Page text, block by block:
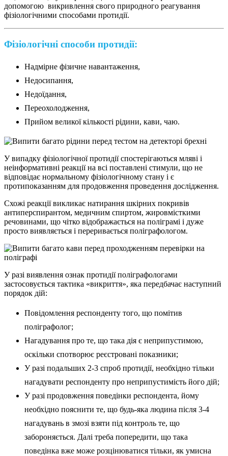
допомогою викривлення свого природного реагування
фізіологічними способами протидії.
Фізіологічні способи протидії:
Надмірне фізичне навантаження,
Недосипання,
Недоїдання,
Переохолодження,
Прийом великої кількості рідини, кави, чаю.
У випадку фізіологічної протидії спостерігаються мляві і
неінформативні реакції на всі поставлені стимули, що не
відповідає нормальному фізіологічному стану і є
протипоказанням для продовження проведення дослідження.
Схожі реакції викликає натирання шкірних покривів
антиперспирантом, медичним спиртом, жировмісткими
речовинами, що чітко відображається на поліграмі і дуже
просто виявляється і переривається поліграфологом.
У разі виявлення ознак протидії поліграфологами
застосовується тактика «викриття», яка передбачає наступний
порядок дій:
Повідомлення респонденту того, що помітив
поліграфолог;
Нагадування про те, що така дія є неприпустимою,
оскільки спотворює реєстровані показники;
У разі подальших 2-3 спроб протидії, необхідно тільки
нагадувати респонденту про неприпустимість його дій;
У разі продовження поведінки респондента, йому
необхідно пояснити те, що будь-яка людина після 3-4
нагадувань в змозі взяти під контроль те, що
забороняється. Далі треба попередити, що така
поведінка вже може розцінюватися тільки, як умисна